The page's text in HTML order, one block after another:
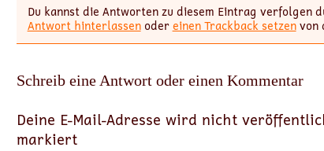
Du kannst die Antworten zu diesem Eintrag verfolgen
Antwort hinterlassenodereinen Trackback setzenvon
Schreib eine Antwort oder einen Kommentar
Deine E-Mail-Adresse wird nicht
markiert